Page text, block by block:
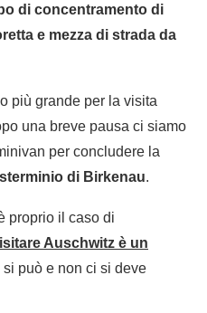
di concentramento di
e mezza di strada da
più grande per la visita
una breve pausa ci siamo
per concludere la
di Birkenau.
proprio il caso di
Auschwitz è un
può e non ci si deve